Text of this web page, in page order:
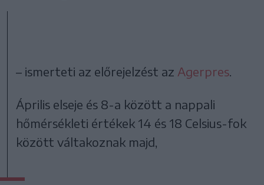
– ismerteti az előrejelzést az Agerpres
Április elseje és 8-a között a nappali
hőmérsékleti értékek 14 és 18 Celsius-fok
között váltakoznak majd,